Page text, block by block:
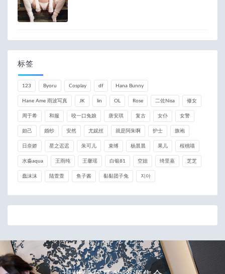
标签
123 Byoru Cosplay df Hana Bunny
Hane Ame 雨波写真 JK lin OL Rose 二佐Nisa 修女
周于希 和服 咬一口兔娘 唐安琪 复古 女仆 女警
妲己 婚纱 安然 尤妮丝 就是阿朱啊 护士 旗袍
日奈娇 星之迟迟 朱可儿 束缚 杨晨晨 果儿 桜桃喵
水淼aqua 王雨纯 王馨瑶 白银81 空姐 绮里嘉 芝芝
蠢沫沫 陆萱萱 鱼子酱 黏黏团子兔 지아